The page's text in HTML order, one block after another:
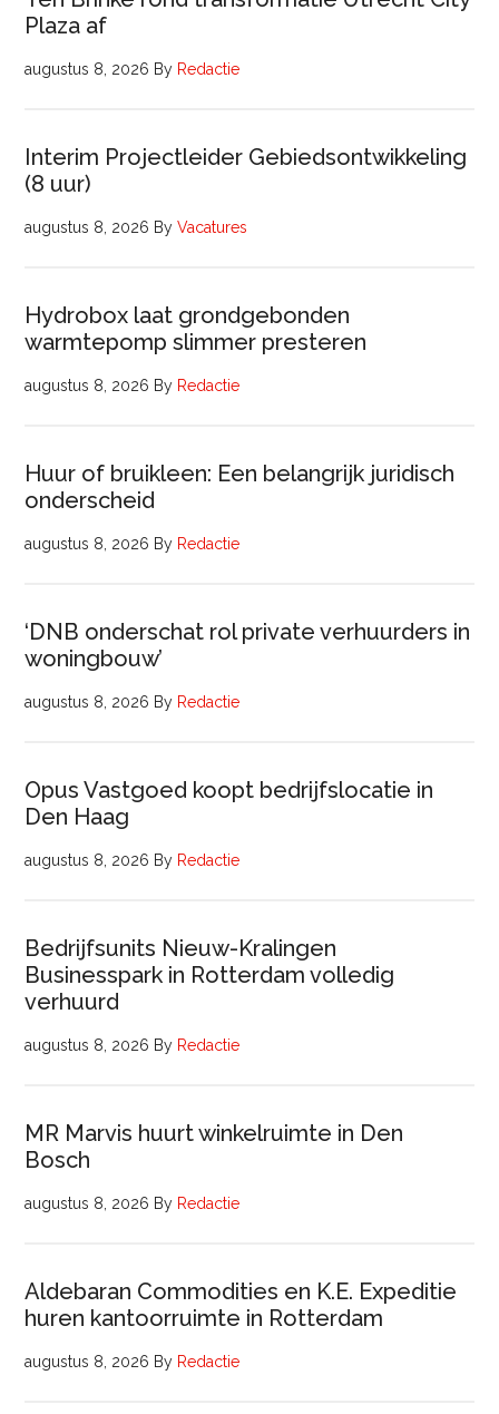
Plaza af
augustus 8, 2026 By Redactie
Interim Projectleider Gebiedsontwikkeling
(8 uur)
augustus 8, 2026 ByVacatures
Hydrobox laat grondgebonden
warmtepomp slimmer presteren
augustus 8, 2026 By Redactie
Huur of bruikleen: Een belangrijk juridisch
onderscheid
augustus 8, 2026 By Redactie
‘DNB onderschat rol private verhuurders in
woningbouw’
augustus 8, 2026 By Redactie
Opus Vastgoed koopt bedrijfslocatie in
Den Haag
augustus 8, 2026 By Redactie
Bedrijfsunits Nieuw-Kralingen
Businesspark in Rotterdam volledig
verhuurd
augustus 8, 2026 By Redactie
MR Marvis huurt winkelruimte in Den
Bosch
augustus 8, 2026 By Redactie
Aldebaran Commodities en K.E. Expeditie
huren kantoorruimte in Rotterdam
augustus 8, 2026 By Redactie